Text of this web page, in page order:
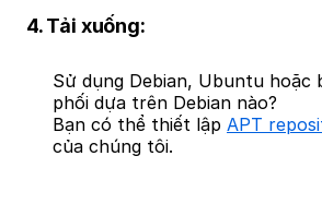
4. Tải xuống:
Sử dụng Debian, Ubuntu hoặc
phối dựa trên Debian nào?
Bạn có thể thiết lập APT
của chúng tôi.